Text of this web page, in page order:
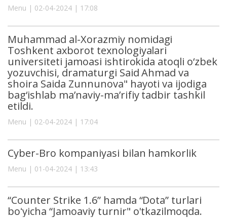
Menu | 02-04-2024 | 17:08
Muhammad al-Xorazmiy nomidagi
Toshkent axborot texnologiyalari
universiteti jamoasi ishtirokida atoqli o‘zbek
yozuvchisi, dramaturgi Said Ahmad va
shoira Saida Zunnunova" hayoti va ijodiga
bag‘ishlab ma’naviy-ma’rifiy tadbir tashkil
etildi.
Menu | 02-04-2024 | 17:04
Cyber-Bro kompaniyasi bilan hamkorlik
Menu | 01-04-2024 | 13:43
“Counter Strike 1.6” hamda “Dota” turlari
boʻyicha “Jamoaviy turnir" o'tkazilmoqda.